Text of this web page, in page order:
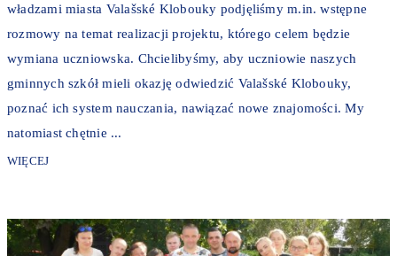
władzami miasta Valašské Klobouky podjęliśmy m.in. wstępne
rozmowy na temat realizacji projektu, którego celem będzie
wymiana uczniowska. Chcielibyśmy, aby uczniowie naszych
gminnych szkół mieli okazję odwiedzić Valašské Klobouky,
poznać ich system nauczania, nawiązać nowe znajomości. My
natomiast chętnie ...
WIĘCEJ